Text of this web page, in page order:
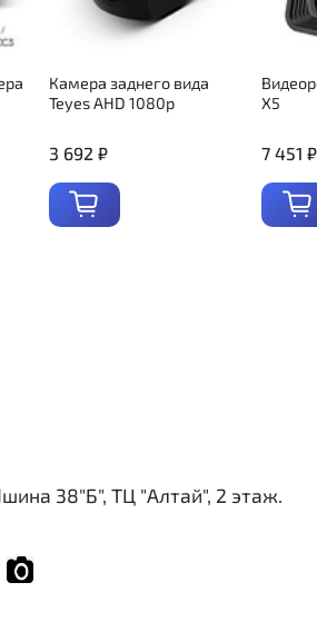
Камера заднего вида
Teyes AHD 1080p
3 692 ₽
X5
7 451 ₽
38"Б", ТЦ "Алтай", 2 этаж.